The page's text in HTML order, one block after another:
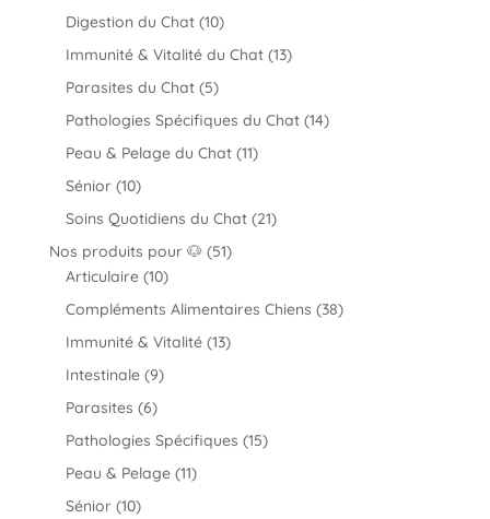
Digestion du Chat 1010
produits
Immunité & Vitalité du Chat 1313
Parasites du Chat 55
produits
Pathologies Spécifiques du Chat 1414
Peau & Pelage du Chat 1111
Sénior 1010
produits
Soins Quotidiens du Chat 2121
Nos produits pour 🐶 5151
Articulaire 1010
produits
Compléments Alimentaires Chiens 3838
Immunité & Vitalité 1313
Intestinale 99
Parasites 66
produits
Pathologies Spécifiques 1515
Peau & Pelage 1111
Sénior 1010